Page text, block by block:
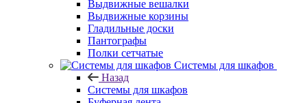
Выдвижные вешалки
Выдвижные корзины
Гладильные доски
Пантографы
Полки сетчатые
Системы для шкафов
Назад
Системы для шкафов